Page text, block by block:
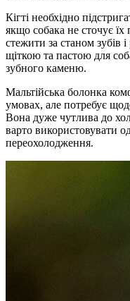
Кігті необхідно
якщо собака не сточує
стежити за станом зубів
щіткою та пастою для
зубного каменю.
Мальтійська болонка
умовах, але потребує
Вона дуже чутлива до
варто використовувати
переохолодження.